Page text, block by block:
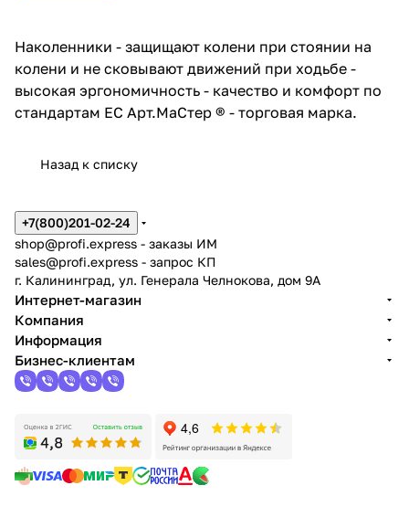
Наколенники - защищают колени при стоянии на
колени и не сковывают движений при ходьбе -
высокая эргономичность - качество и комфорт по
стандартам ЕС Арт.МаСтер ® - торговая марка.
Назад к списку
+7(800)201-02-24
shop@profi.express - заказы ИМ
sales@profi.express - запрос КП
г. Калининград, ул. Генерала Челнокова, дом 9A
Интернет-магазин
Компания
Информация
Бизнес-клиентам